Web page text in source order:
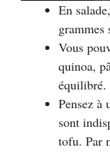
En
grammes
Vous
quinoa,
équilibré.
Pensez à
sont
tofu. Par